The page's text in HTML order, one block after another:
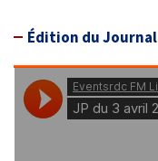
Édition du Journal